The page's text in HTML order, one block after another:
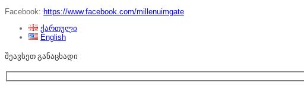
Facebook: https://www.facebook.com/millenuimgate
ქართული
English
შეავსეთ განაცხადი